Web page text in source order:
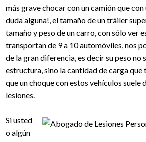
más grave chocar con un camión que
duda alguna!, el tamaño de un tráiler
tamaño y peso de un carro, con sólo ver
transportan de 9 a 10 automóviles, nos
de la gran diferencia, es decir su peso no
estructura, sino la cantidad de carga
que un choque con estos vehículos suele
lesiones.
Si usted
o algún